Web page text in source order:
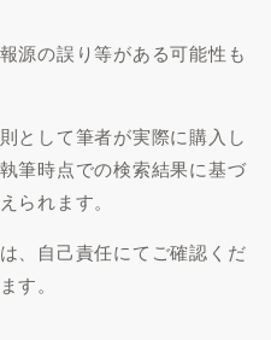
源の誤り等がある可能性も
として筆者が実際に購入し
筆時点での検索結果に基づ
られます。
、自己責任にてご確認くだ
す。